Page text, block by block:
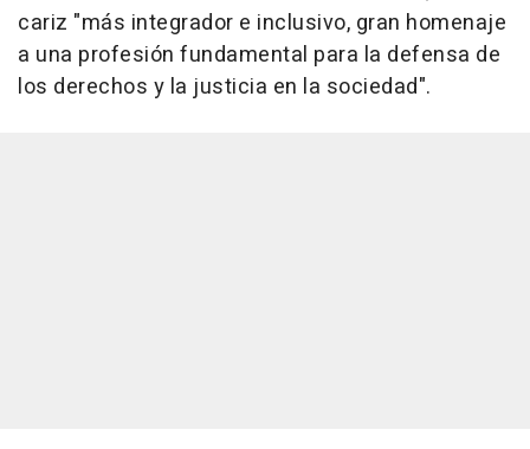
cariz "más integrador e inclusivo, gran homenaje
a una profesión fundamental para la defensa de
los derechos y la justicia en la sociedad".